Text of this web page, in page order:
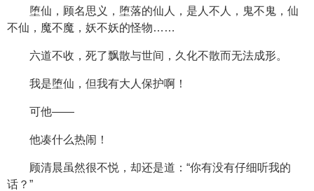
堕仙，顾名思义，堕落的仙人，是人不人，鬼不鬼，仙
不仙，魔不魔，妖不妖的怪物……
六道不收，死了飘散与世间，久化不散而无法成形。
我是堕仙，但我有大人保护啊！
可他——
他凑什么热闹！
顾清晨虽然很不悦，却还是道：“你有没有仔细听我的
话？”